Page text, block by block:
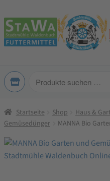
Zur
Navigation
springen
Zum
Inhalt
springen
Produkte
Startseite Shop Haus &
Gemüsedünger
MANNA Bio